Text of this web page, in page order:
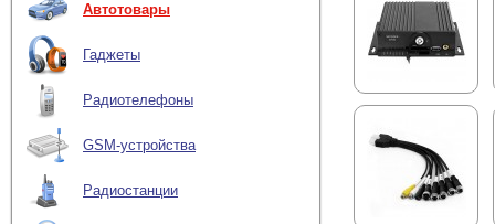
Автотовары
Гаджеты
Радиотелефоны
GSM-устройства
Радиостанции